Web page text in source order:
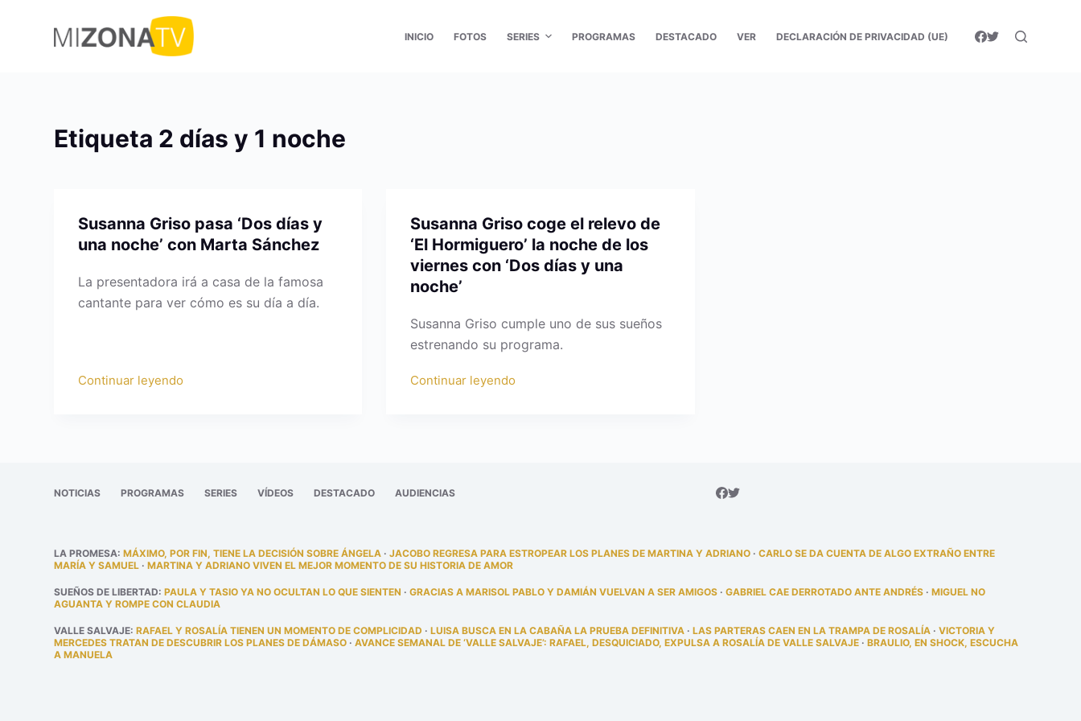
INICIO FOTOS SERIES PROGRAMAS DESTACADO VER DECLARACIÓN DE PRIVACIDAD (UE)
Etiqueta 2 días y 1 noche
Susanna Griso pasa ‘Dos dí­as y
una noche’ con Marta Sánchez
La presentadora irá a casa de la famosa
cantante para ver cómo es su día a día.
Continuar leyendo
Susanna Griso coge el relevo de
‘El Hormiguero’ la noche de los
viernes con ‘Dos días y una
noche’
Susanna Griso cumple uno de sus sueños
estrenando su programa.
Continuar leyendo
NOTICIAS PROGRAMAS SERIES VÍDEOS DESTACADO AUDIENCIAS
LA PROMESA:MÁXIMO, POR FIN, TIENE LA DECISIÓN SOBRE ÁNGELA ·JACOBO REGRESA PARA ESTROPEAR LOS PLANES DE MARTINA Y ADRIANO ·CARLO SE DA CUENTA DE ALGO EXTRAÑO ENTRE
MARÍA Y SAMUEL ·MARTINA Y ADRIANO VIVEN EL MEJOR MOMENTO DE SU HISTORIA DE AMOR
SUEÑOS DE LIBERTAD:PAULA Y TASIO YA NO OCULTAN LO QUE SIENTEN ·GRACIAS A MARISOL PABLO Y DAMIÁN VUELVAN A SER AMIGOS ·GABRIEL CAE DERROTADO ANTE ANDRÉS ·MIGUEL NO
AGUANTA Y ROMPE CON CLAUDIA
VALLE SALVAJE:RAFAEL Y ROSALÍA TIENEN UN MOMENTO DE COMPLICIDAD ·LUISA BUSCA EN LA CABAÑA LA PRUEBA DEFINITIVA ·LAS PARTERAS CAEN EN LA TRAMPA DE ROSALÍA ·VICTORIA Y
MERCEDES TRATAN DE DESCUBRIR LOS PLANES DE DÁMASO ·AVANCE SEMANAL DE ‘VALLE SALVAJE’: RAFAEL, DESQUICIADO, EXPULSA A ROSALÍA DE VALLE SALVAJE ·BRAULIO, EN SHOCK, ESCUCHA
A MANUELA